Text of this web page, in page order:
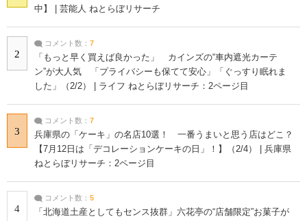
中】 | 芸能人 ねとらぼリサーチ
2
コメント数： 7
「もっと早く買えば良かった」 カインズの“車内遮光カーテ
ン”が大人気 「プライバシーも保てて安心」「ぐっすり眠れま
した」（2/2） | ライフ ねとらぼリサーチ：2ページ目
3
コメント数： 7
兵庫県の「ケーキ」の名店10選！ 一番うまいと思う店はどこ？
【7月12日は「デコレーションケーキの日」！】（2/4） | 兵庫県
ねとらぼリサーチ：2ページ目
4
コメント数： 5
「北海道土産としてもセンス抜群」六花亭の“店舗限定”お菓子が